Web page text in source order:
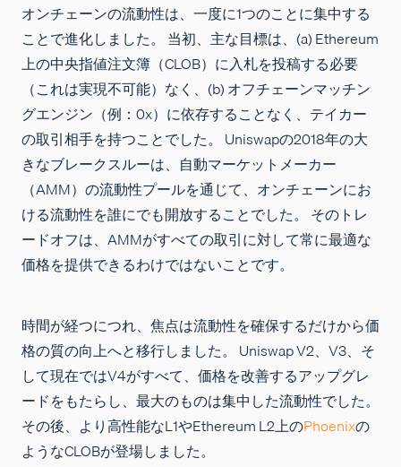
オンチェーンの流動性は、一度に1つのことに集中する
ことで進化しました。 当初、主な目標は、(a) Ethereum
上の中央指値注文簿（CLOB）に入札を投稿する必要
（これは実現不可能）なく、(b) オフチェーンマッチン
グエンジン（例：0x）に依存することなく、テイカー
の取引相手を持つことでした。 Uniswapの2018年の大
きなブレークスルーは、自動マーケットメーカー
（AMM）の流動性プールを通じて、オンチェーンにお
ける流動性を誰にでも開放することでした。 そのトレ
ードオフは、AMMがすべての取引に対して常に最適な
価格を提供できるわけではないことです。
時間が経つにつれ、焦点は流動性を確保するだけから価
格の質の向上へと移行しました。 Uniswap V2、V3、そ
して現在ではV4がすべて、価格を改善するアップグレ
ードをもたらし、最大のものは集中した流動性でした。
その後、より高性能なL1やEthereum L2上のPhoenixの
ようなCLOBが登場しました。